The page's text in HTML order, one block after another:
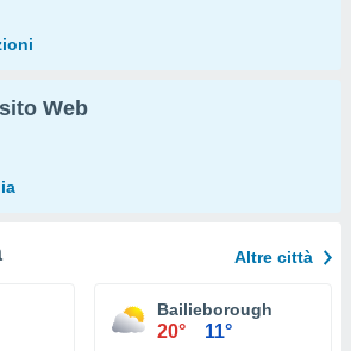
Web
Altre città
Bailieborough
20° 11°